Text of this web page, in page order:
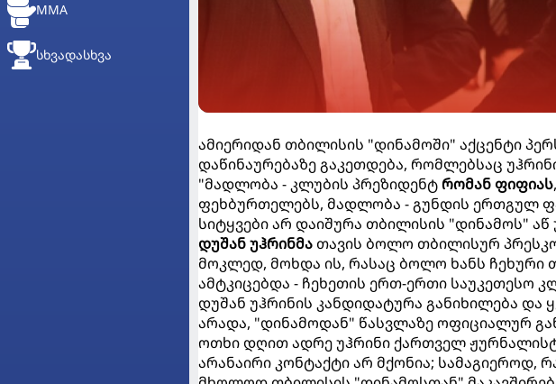
MMA
ᲡᲮᲕᲐᲓᲐᲡᲮᲕᲐ
ამიერიდან თბილისის "დინამოში" აქცენტი
დაწინაურებაზე გაკეთდება, რომლებსაც
"მადლობა - კლუბის პრეზიდენტრომან ფიფიას
ფეხბურთელებს, მადლობა - გუნდის ერთგულ
სიტყვები არ დაიშურა თბილისის "დინამოს"
დუშან უჰრინმათავის ბოლო თბილისურ
მოკლედ, მოხდა ის, რასაც ბოლო ხანს ჩეხური
ამტკიცებდა - ჩეხეთის ერთ-ერთი საუკეთესო
დუშან უჰრინის კანდიდატურა განიხილება და
არადა, "დინამოდან" წასვლაზე ოფიციალურ
ოთხი დღით ადრე უჰრინი ქართველ
არანაირი კონტაქტი არ მქონია; სამაგიეროდ,